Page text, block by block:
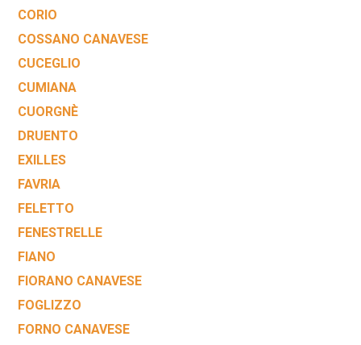
CORIO
COSSANO CANAVESE
CUCEGLIO
CUMIANA
CUORGNÈ
DRUENTO
EXILLES
FAVRIA
FELETTO
FENESTRELLE
FIANO
FIORANO CANAVESE
FOGLIZZO
FORNO CANAVESE